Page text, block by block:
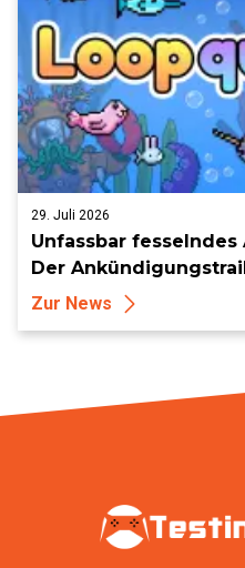
29. Juli 2026
Unfassbar
Der
Zur News